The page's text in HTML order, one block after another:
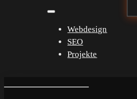
Webdesign
SEO
Projekte